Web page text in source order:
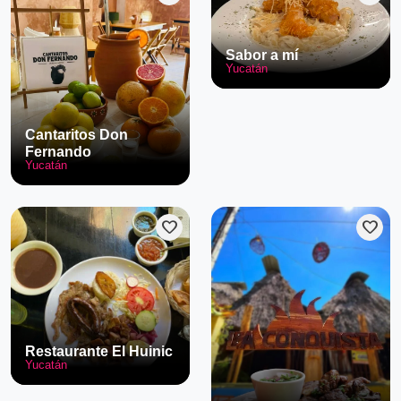
Cantaritos Don
Fernando
Yucatán
Sabor a mí
Yucatán
favorite
Restaurante El Huinic
Yucatán
favorite